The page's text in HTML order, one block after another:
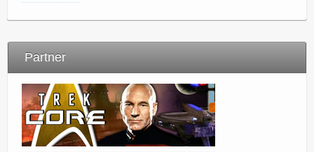
Partner